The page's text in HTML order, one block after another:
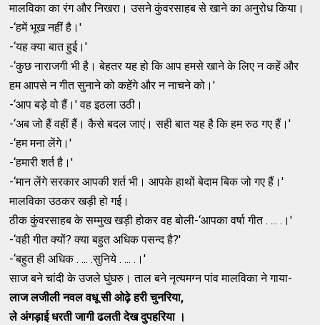
मालविका का रंग और निखरा। उसने कुंवरसाहब से खाने का अनुरोध किया।
-‘हमें भूख नहीं है।'
-‘यह क्‍या बात हुई।'
-‘कुछ नाराजगी भी है। बेहतर यह हो कि आप हमसे खाने के लिए न कहें और
हम आपसे न गीत सुनाने को कहेंगे और न नाचने को।'
-‘आप बड़े वो हैं।' वह इठला उठी।
-‘अब जो हैं वहीं हैं। कैसे बदल जाएं। सही बात यह है कि हम रुठ गए हैं।'
-‘हम मना लेंगे।'
-‘हमारी शर्त है।'
-‘मान लेंगे सरकार आपकी शर्त भी। आपके हाथों बेदाम बिक जो गए हैं।'
मालविका उठकर खड़ी हो गई।
ठीक कुंवरसाहब के सम्‍मुख खड़ी होकर वह बोली-‘आपका वर्षा गीत . ... .।'
-‘वही गीत क्‍यों? क्‍या बहुत अधिक पसन्‍द है?'
-‘बहुत ही अधिक . ... .सुनिये . ... .।'
साज बने चांदी के उजले घुंघरु। ताल बने नृत्‍यमग्‍न पांव मालविका ने गाया-
लाज लजीली नवल वधू सी ओढ़े हरी चुनरिया,
ले अंगड़ाई धरती जागी ढलती देख दुपहरिया ।